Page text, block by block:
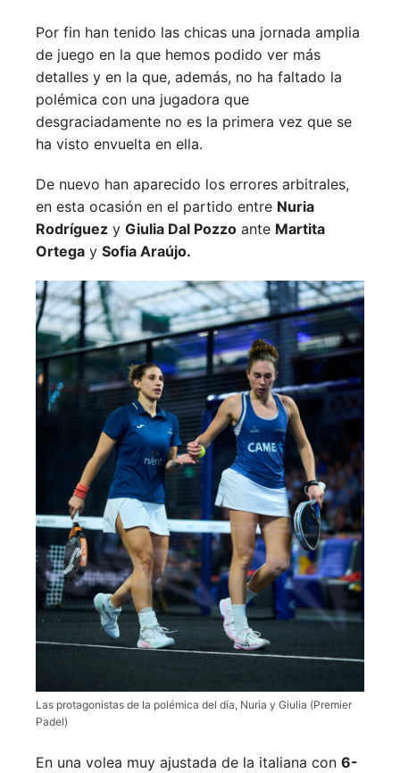
Por fin han tenido las chicas una jornada amplia
de juego en la que hemos podido ver más
detalles y en la que, además, no ha faltado la
polémica con una jugadora que
desgraciadamente no es la primera vez que se
ha visto envuelta en ella.
De nuevo han aparecido los errores arbitrales,
en esta ocasión en el partido entre Nuria
Rodríguez y Giulia Dal Pozzo ante Martita
Ortega y Sofia Araújo.
Las protagonistas de la polémica del día, Nuria y Giulia (Premier
Padel)
En una volea muy ajustada de la italiana con 6-